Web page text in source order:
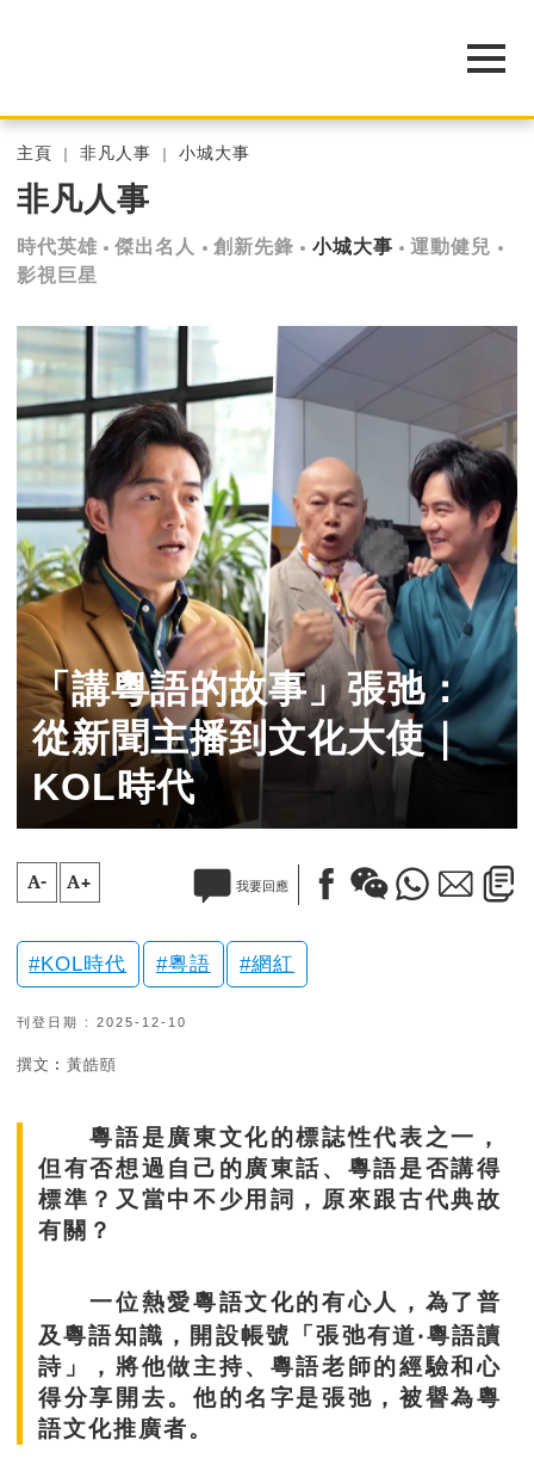
主頁 非凡人事 小城大事
非凡人事
時代英雄 傑出名人 創新先鋒 小城大事
運動健兒
影視巨星
「講粵語的故事」張弛：
從新聞主播到文化大使｜
KOL時代
A- A+ 我要回應
KOL時代 粵語 網紅
刊登日期 : 2025-12-10
撰文︰黃皓頤
粵語是廣東文化的標誌性代表之一，
但有否想過自己的廣東話、粵語是否講得
標準？又當中不少用詞，原來跟古代典故
有關？
一位熱愛粵語文化的有心人，為了普
及粵語知識，開設帳號「張弛有道‧粵語讀
詩」，將他做主持、粵語老師的經驗和心
得分享開去。他的名字是張弛，被譽為粵
語文化推廣者。